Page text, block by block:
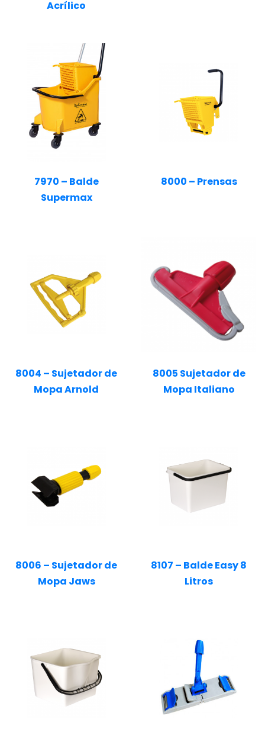
Acrílico
7970 – Balde
Supermax
8000 – Prensas
8004 – Sujetador de
Mopa Arnold
8005 Sujetador de
Mopa Italiano
8006 – Sujetador de
Mopa Jaws
8107 – Balde Easy 8
Litros